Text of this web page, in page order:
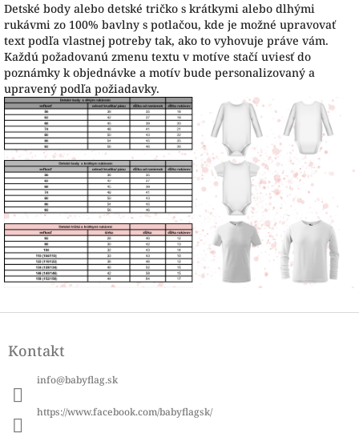
Detské body alebo detské tričko s krátkymi alebo dlhými
rukávmi zo 100% bavlny s potlačou, kde je možné upravovať
text podľa vlastnej potreby tak, ako to vyhovuje práve vám.
Každú požadovanú zmenu textu v motíve stačí uviesť do
poznámky k objednávke a motív bude personalizovaný a
upravený podľa požiadavky.
pKontakt
info@babyflag.sk
https://www.facebook.com/babyflagsk/